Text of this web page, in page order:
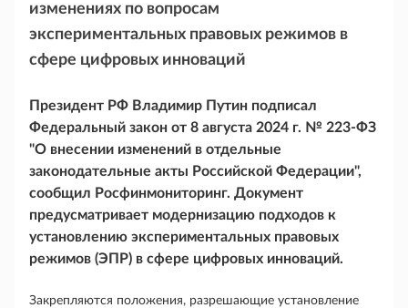
изменениях по вопросам
экспериментальных правовых режимов в
сфере цифровых инноваций
Президент РФ Владимир Путин подписал
Федеральный закон от 8 августа 2024 г. № 223-ФЗ
"О внесении изменений в отдельные
законодательные акты Российской Федерации",
сообщил Росфинмониторинг. Документ
предусматривает модернизацию подходов к
установлению экспериментальных правовых
режимов (ЭПР) в сфере цифровых инноваций.
Закрепляются положения, разрешающие установление